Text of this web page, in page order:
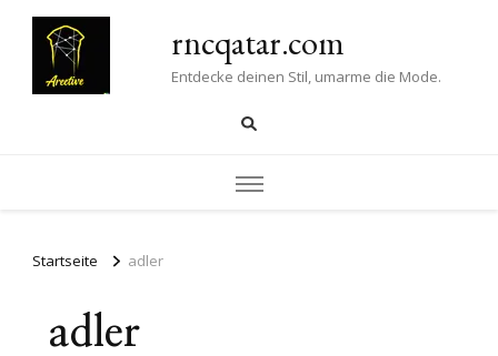
rncqatar.com
Entdecke deinen Stil, umarme die Mode.
Startseite adler
adler